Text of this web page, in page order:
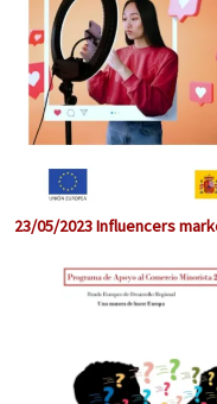
23/05/2023 Influencers